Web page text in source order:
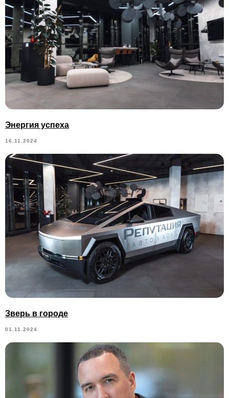
Энергия успеха
16.11.2024
Зверь в городе
01.11.2024